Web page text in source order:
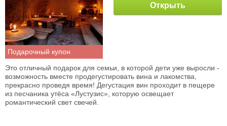
Подарочный купон
Открыть
Это отличный подарок для семьи, в которой дети уже выросли -
возможность вместе продегустировать вина и лакомства,
прекрасно проведя время! Дегустация вин проходит в пещере
из песчаника утёса «Лустузис», которую освещает
романтический свет свечей.